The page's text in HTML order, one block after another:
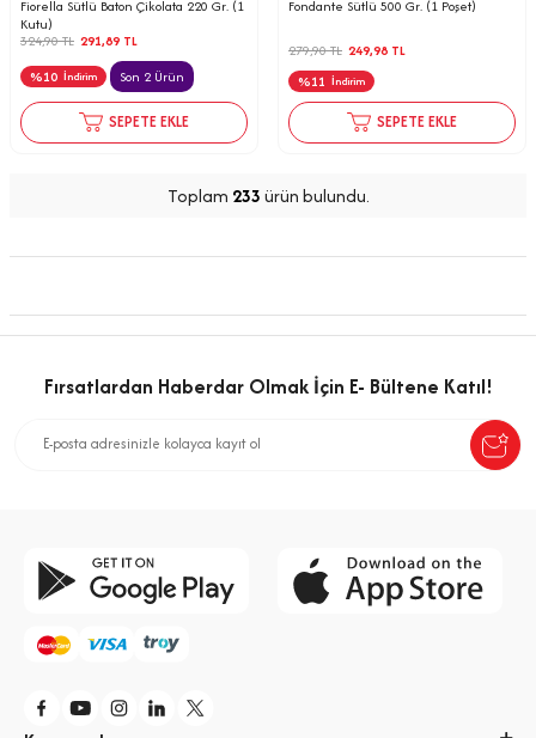
Fiorella Sütlü Baton Çikolata 220 Gr. (1
Kutu)
324,90TL 291,89 TL
%10 İndirim Son 2 Ürün
SEPETE EKLE
Fondante Sütlü 500 Gr. (1 Poşet)
279,90TL 249,98 TL
%11 İndirim
SEPETE EKLE
Toplam 233ürün bulundu.
Fırsatlardan Haberdar Olmak İçin E- Bültene Katıl!